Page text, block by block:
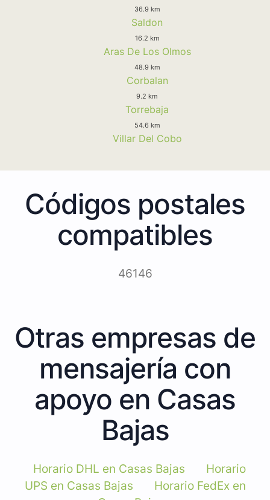
36.9 km
Saldon
16.2 km
Aras De Los Olmos
48.9 km
Corbalan
9.2 km
Torrebaja
54.6 km
Villar Del Cobo
Códigos postales
compatibles
46146
Otras empresas de
mensajería con
apoyo en Casas
Bajas
Horario DHL en Casas Bajas
Horario
UPS en Casas Bajas
Horario FedEx en